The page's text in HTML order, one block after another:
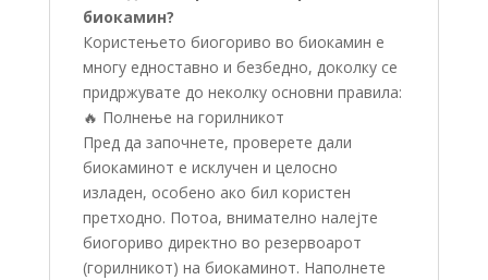
биокамин?
Користењето биогориво во биокамин е
многу едноставно и безбедно, доколку се
придржувате до неколку основни правила:
🔥 Полнење на горилникот
Пред да започнете, проверете дали
биокаминот е исклучен и целосно
изладен, особено ако бил користен
претходно. Потоа, внимателно налејте
биогориво директно во резервоарот
(горилникот) на биокаминот. Наполнете